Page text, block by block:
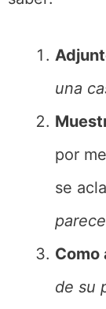
una
por
se
Como
de su